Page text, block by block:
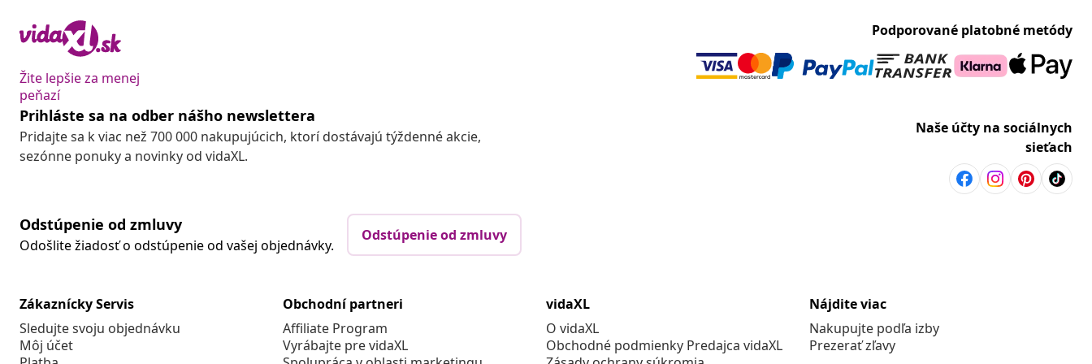
Žite lepšie za menej
peňazí
Podporované platobné metódy
Prihláste sa na odber nášho newslettera
Pridajte sa k viac než 700 000 nakupujúcich, ktorí dostávajú týždenné akcie,
sezónne ponuky a novinky od vidaXL.
Naše účty na sociálnych
sieťach
Odstúpenie od zmluvy
Odošlite žiadosť o odstúpenie od vašej objednávky.
Odstúpenie od zmluvy
Zákaznícky Servis
Sledujte svoju objednávku
Môj účet
Obchodní partneri
Affiliate Program
Vyrábajte pre vidaXL
vidaXL
O vidaXL
Obchodné podmienky Predajca vidaXL
Nájdite viac
Nakupujte podľa izby
Prezerať zľavy